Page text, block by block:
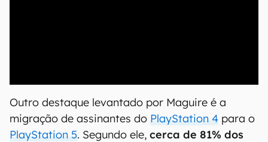
Outro destaque levantado por Maguire é a
migração de assinantes do PlayStation 4 para o
PlayStation 5. Segundo ele, cerca de 81% dos